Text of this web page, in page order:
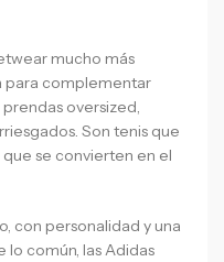
mucho más
para complementar
oversized,
Son tenis que
se convierten en el
con personalidad y una
lo común, las Adidas